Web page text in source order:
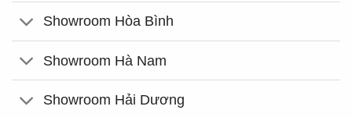
Showroom Hòa Bình
Showroom Hà Nam
Showroom Hải Dương